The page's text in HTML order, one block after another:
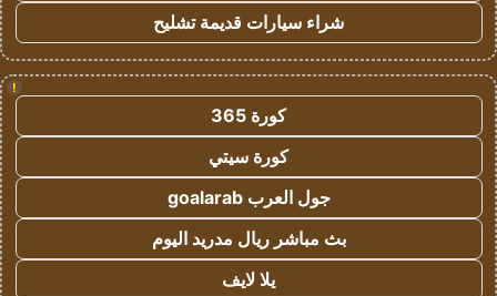
شراء سيارات قديمة تشليح
!
كورة 365
كورة سيتي
جول العرب goalarab
بث مباشر ريال مدريد اليوم
يلا لايف